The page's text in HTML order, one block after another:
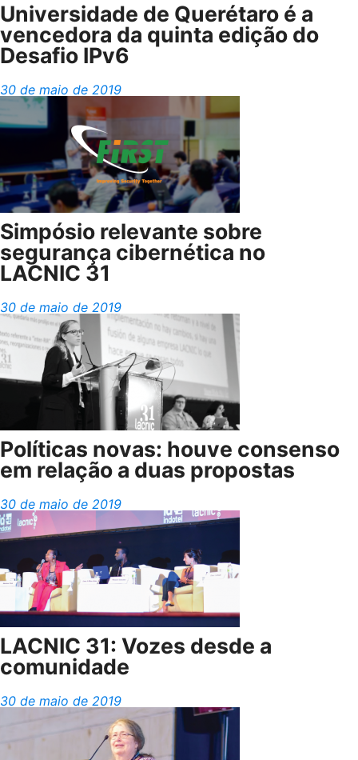
Universidade de Querétaro é a
vencedora da quinta edição do
Desafio IPv6
30 de maio de 2019
Simpósio relevante sobre
segurança cibernética no
LACNIC 31
30 de maio de 2019
Políticas novas: houve consenso
em relação a duas propostas
30 de maio de 2019
LACNIC 31: Vozes desde a
comunidade
30 de maio de 2019